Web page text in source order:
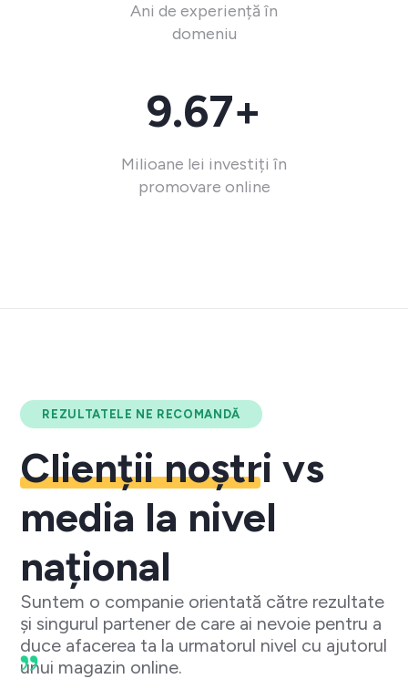
Ani de experiență în
domeniu
9.67+
Milioane lei investiți în
promovare online
REZULTATELE NE RECOMANDĂ
Clienții noștri vs
media la nivel
național
Suntem o companie orientată către rezultate
și singurul partener de care ai nevoie pentru a
duce afacerea ta la urmatorul nivel cu ajutorul
unui magazin online.